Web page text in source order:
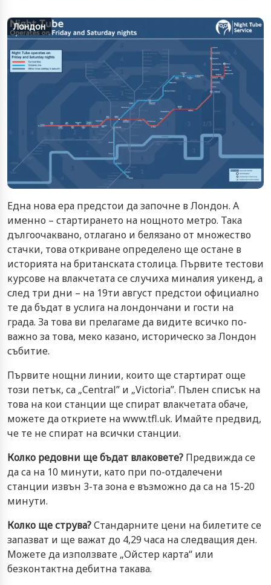
Лондон
Една нова ера предстои да започне в Лондон. А
именно – стартирането на нощното метро. Така
дългоочаквано, отлагано и белязано от множество
стачки, това откриване определено ще остане в
историята на британската столица. Първите тестови
курсове на влакчетата се случиха миналия уикенд, а
след три дни – на 19ти август предстои официално
те да бъдат в услига на лондончани и гости на
града. За това ви прелагаме да видите всичко по-
важно за това, меко казано, историческо за Лондон
събитие.
Първите нощни линии, които ще стартират още
този петък, са „Central” и „Victoria”. Пълен списък на
това на кои станции ще спират влакчетата обаче,
можете да откриете наwww.tfl.uk. Имайте предвид,
че те не спират на всички станции.
Колко редовни ще бъдат влаковете? Предвижда се
да са на 10 минути, като при по-отдалечени
станции извън 3-та зона е възможно да са на 15-20
минути.
Колко ще струва?Стандарните цени на билетите се
запазват и ще важат до 4,29 часа на следващия ден.
Можете да използвате „Ойстер карта“ или
безконтактна дебитна такава.